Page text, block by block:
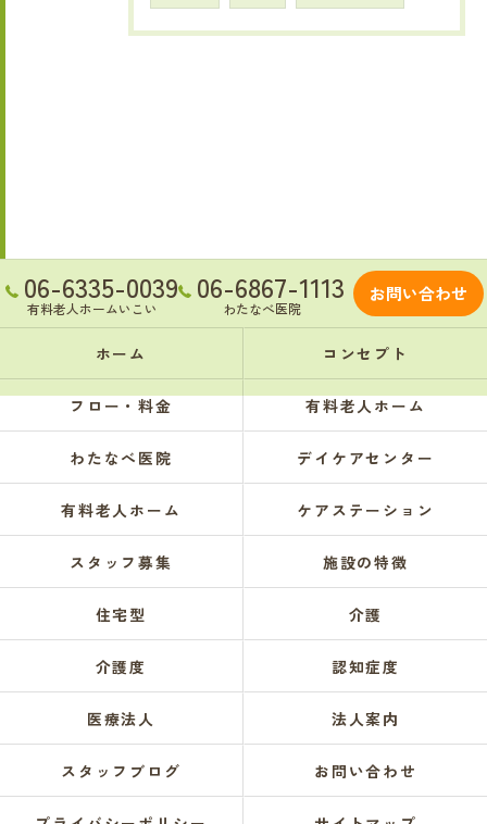
06-6335-0039
有料老人ホームいこい
06-6867-1113
わたなべ医院
お問い合わせ
ホーム コンセプト
フロー・料金 有料老人ホーム
わたなべ医院 デイケアセンター
有料老人ホーム ケアステーション
スタッフ募集 施設の特徴
住宅型 介護
介護度 認知症度
医療法人 法人案内
スタッフブログ お問い合わせ